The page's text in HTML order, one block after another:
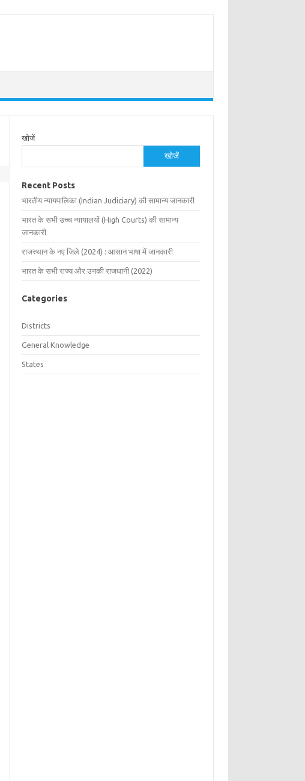
खोजें
खोजें
Recent Posts
भारतीय न्यायपालिका (Indian Judiciary) की सामान्य जानकारी
भारत के सभी उच्च न्यायालयों (High Courts) की सामान्य
जानकारी
राजस्थान के नए जिले (2024) : आसान भाषा में जानकारी
भारत के सभी राज्य और उनकी राजधानी (2022)
Categories
Districts
General Knowledge
States